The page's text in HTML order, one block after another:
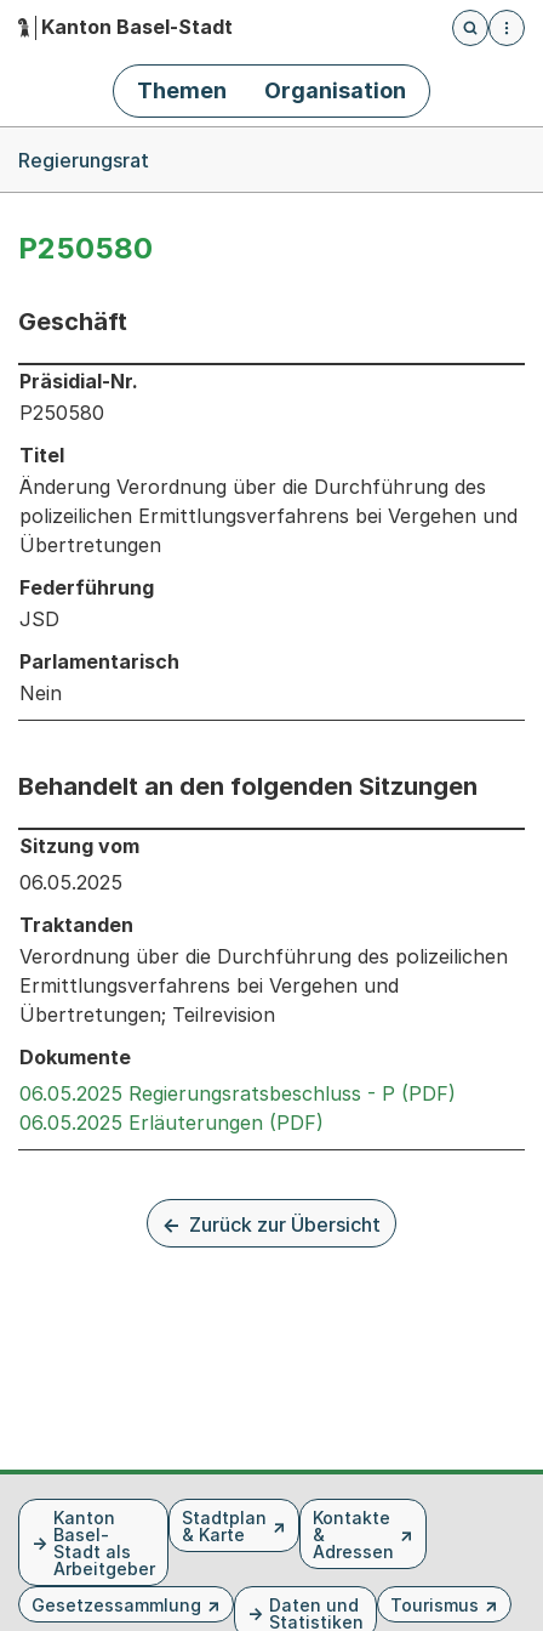
Hauptnavigation
Kanton Basel-Stadt
Öffnet
Themen Organisation
Regierungsrat
P250580
Geschäft
Informationen zum Ausgewählten Geschäft
Präsidial-Nr.
P250580
Titel
Änderung Verordnung über die Durchführung des
polizeilichen Ermittlungsverfahrens bei Vergehen und
Übertretungen
Federführung
JSD
Parlamentarisch
Nein
Behandelt an den folgenden Sitzungen
Behandelt an den folgenden Sitzungen: Informationen
Sitzung vom
06.05.2025
Traktanden
Verordnung über die Durchführung des polizeilichen
Ermittlungsverfahrens bei Vergehen und
Übertretungen; Teilrevision
Dokumente
06.05.2025 Regierungsratsbeschluss - P (PDF)
06.05.2025 Erläuterungen (PDF)
Zurück zur Übersicht
FusszeileKanton
Basel-
Stadt als
Arbeitgeber
Stadtplan
& Karte
Kontakte
&
Adressen
Gesetzessammlung
Daten und
Statistiken
Tourismus